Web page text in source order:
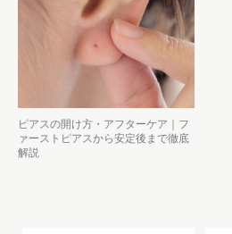
ピアスの開け方・アフターケア｜フ
ァーストピアスから安定後まで徹底
解説